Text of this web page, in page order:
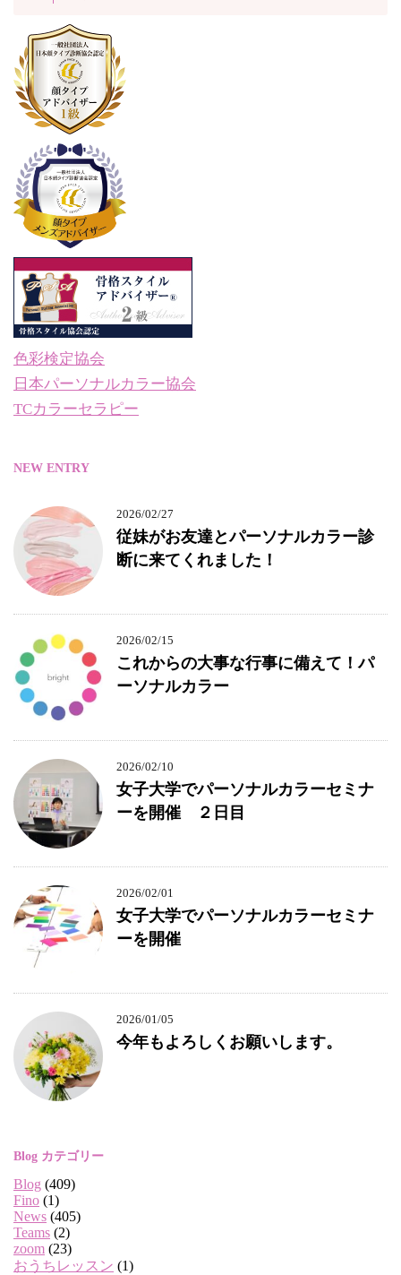
色彩検定協会
日本パーソナルカラー協会
TCカラーセラピー
NEW ENTRY
2026/02/27
従妹がお友達とパーソナルカラー診
断に来てくれました！
2026/02/15
これからの大事な行事に備えて！パ
ーソナルカラー
2026/02/10
女子大学でパーソナルカラーセミナ
ーを開催 ２日目
2026/02/01
女子大学でパーソナルカラーセミナ
ーを開催
2026/01/05
今年もよろしくお願いします。
Blog カテゴリー
Blog (409)
Fino (1)
News (405)
Teams (2)
zoom (23)
おうちレッスン (1)